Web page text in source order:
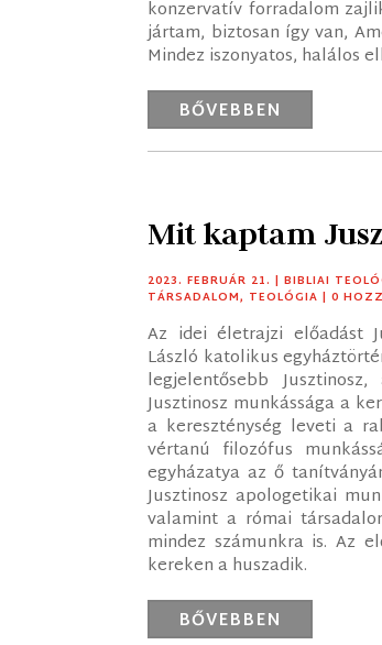
konzervatív forradalom
jártam, biztosan így van,
Mindez iszonyatos, halálos
BŐVEBBEN
Mit kaptam
2023. FEBRUÁR 21. |BIBLIAI
TÁRSADALOM, TEOLÓGIA | 0
Az idei életrajzi előadást
László katolikus
legjelentősebb
Jusztinosz munkássága a
a kereszténység leveti a
vértanú filozófus
egyházatya az ő
Jusztinosz apologetikai
valamint a római
mindez számunkra is. Az
kereken a huszadik.
BŐVEBBEN